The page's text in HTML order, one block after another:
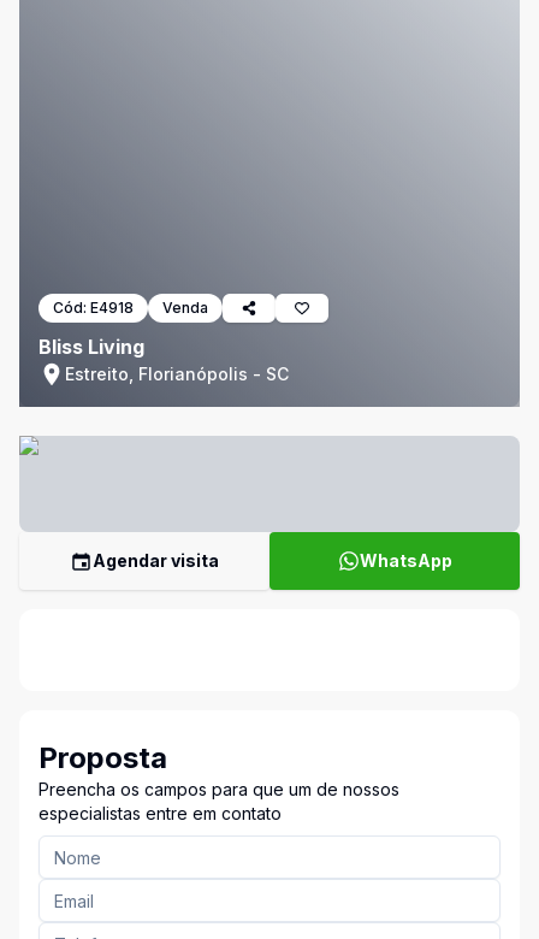
Cód: E4918 Venda
Bliss Living
Estreito, Florianópolis - SC
Agendar visita WhatsApp
Proposta
Preencha os campos para que um de nossos
especialistas entre em contato